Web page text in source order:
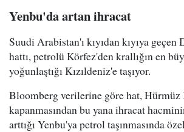
Yenbu'da artan ihracat
Suudi Arabistan'ı kıyıdan kıyıya geçen
hattı, petrolü Körfez'den krallığın en
yoğunlaştığı Kızıldeniz'e taşıyor.
Bloomberg verilerine göre hat, Hürmüz
kapanmasından bu yana ihracat
arttığı Yenbu'ya petrol taşınmasında